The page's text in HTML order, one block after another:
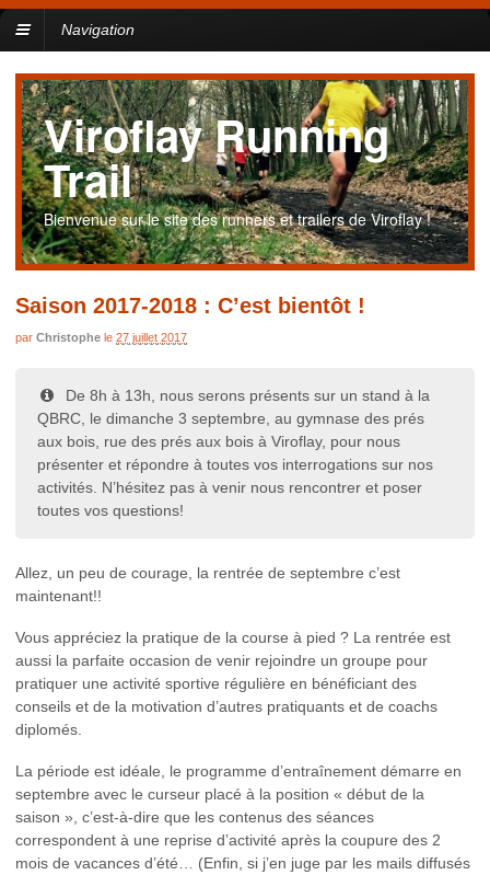
Navigation
Viroflay Running
Trail
Bienvenue sur le site des runners et trailers de Viroflay !
Saison 2017-2018 : C’est bientôt !
par Christophe le 27 juillet 2017
De 8h à 13h, nous serons présents sur un stand à la
QBRC, le dimanche 3 septembre, au gymnase des prés
aux bois, rue des prés aux bois à Viroflay, pour nous
présenter et répondre à toutes vos interrogations sur nos
activités. N’hésitez pas à venir nous rencontrer et poser
toutes vos questions!
Allez, un peu de courage, la rentrée de septembre c’est
maintenant!!
Vous appréciez la pratique de la course à pied ? La rentrée est
aussi la parfaite occasion de venir rejoindre un groupe pour
pratiquer une activité sportive régulière en bénéficiant des
conseils et de la motivation d’autres pratiquants et de coachs
diplomés.
La période est idéale, le programme d’entraînement démarre en
septembre avec le curseur placé à la position « début de la
saison », c’est-à-dire que les contenus des séances
correspondent à une reprise d’activité après la coupure des 2
mois de vacances d’été… (Enfin, si j’en juge par les mails diffusés